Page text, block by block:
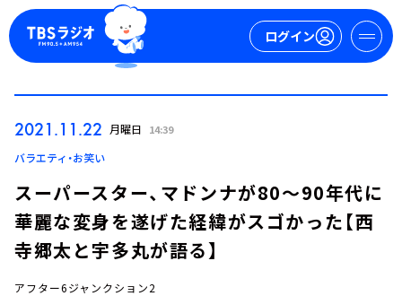
ログイン
ログイン
2021.11.22 月曜日 14:39
バラエティ・お笑い
スーパースター、マドンナが80～90年代に
華麗な変身を遂げた経緯がスゴかった【西
寺郷太と宇多丸が語る】
アフター6ジャンクション2